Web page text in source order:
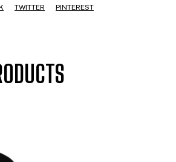
TWITTER PINTEREST